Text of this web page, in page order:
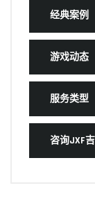
经典案例
游戏动态
服务类型
咨询JXF